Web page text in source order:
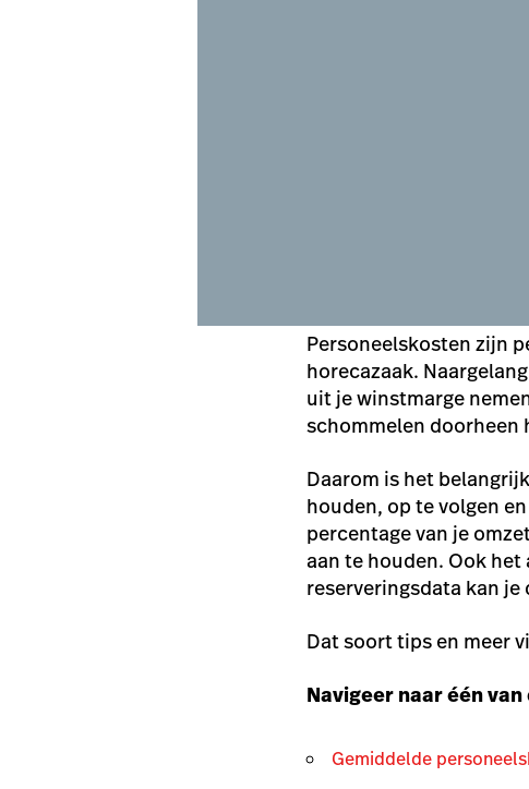
Personeelskosten zijn
horecazaak.
uit je winstmarge
schommelen doorheen
Daarom is het
houden, op te volgen
percentage van je
aan te houden. Ook
reserveringsdata kan je
Dat soort tips en meer
Navigeer naar één
Gemiddelde